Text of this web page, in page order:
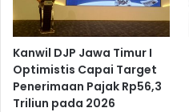
Kanwil DJP Jawa Timur I
Optimistis Capai Target
Penerimaan Pajak Rp56,3
Triliun pada 2026